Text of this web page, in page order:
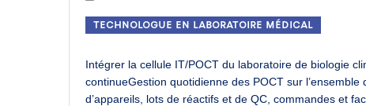
Technologue en laboratoire médical
Intégrer la cellule IT/POCT du laboratoire de biologie
continueGestion quotidienne des POCT sur
d’appareils, lots de réactifs et de QC, commandes et